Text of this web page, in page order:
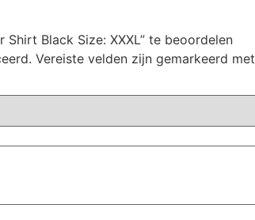
Shirt Black Size: XXXL” te beoordelen
Vereiste velden zijn gemarkeerd met